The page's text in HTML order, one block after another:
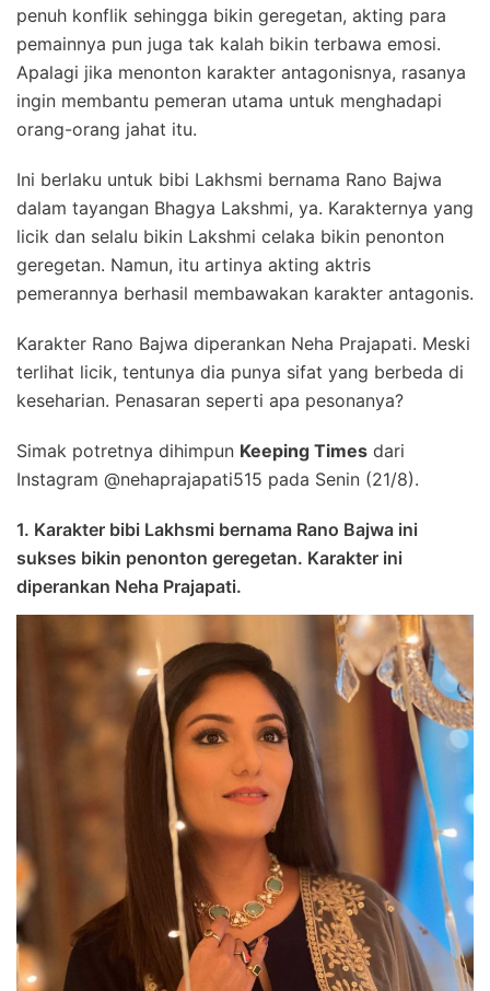
penuh konflik sehingga bikin geregetan, akting para
pemainnya pun juga tak kalah bikin terbawa emosi.
Apalagi jika menonton karakter antagonisnya, rasanya
ingin membantu pemeran utama untuk menghadapi
orang-orang jahat itu.
Ini berlaku untuk bibi Lakhsmi bernama Rano Bajwa
dalam tayangan Bhagya Lakshmi, ya. Karakternya yang
licik dan selalu bikin Lakshmi celaka bikin penonton
geregetan. Namun, itu artinya akting aktris
pemerannya berhasil membawakan karakter antagonis.
Karakter Rano Bajwa diperankan Neha Prajapati. Meski
terlihat licik, tentunya dia punya sifat yang berbeda di
keseharian. Penasaran seperti apa pesonanya?
Simak potretnya dihimpun Keeping Times dari
Instagram @nehaprajapati515 pada Senin (21/8).
1. Karakter bibi Lakhsmi bernama Rano Bajwa ini
sukses bikin penonton geregetan. Karakter ini
diperankan Neha Prajapati.